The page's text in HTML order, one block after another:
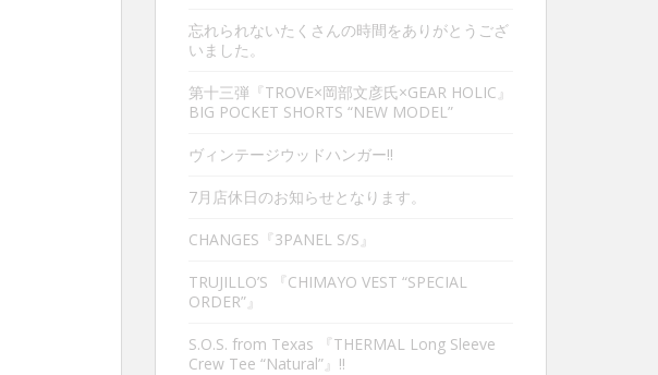
忘れられないたくさんの時間をありがとうござ
いました。
第十三弾『TROVE×岡部文彦氏×GEAR HOLIC』
BIG POCKET SHORTS “NEW MODEL”
ヴィンテージウッドハンガー‼︎
7月店休日のお知らせとなります。
CHANGES『3PANEL S/S』
TRUJILLO’S 『CHIMAYO VEST “SPECIAL
ORDER”』
S.O.S. from Texas 『THERMAL Long Sleeve
Crew Tee “Natural”』‼︎